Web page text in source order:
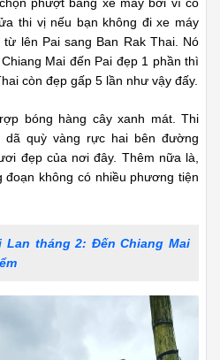
thi vị nếu bạn không đi xe máy
từ lên Pai sang Ban Rak Thai
Mai thật khác, thật đẹp các bạn
– Pattaya – Đảo Coral
khảo thêm
chùm tour du lịch